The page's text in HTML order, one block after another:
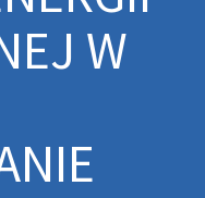
W